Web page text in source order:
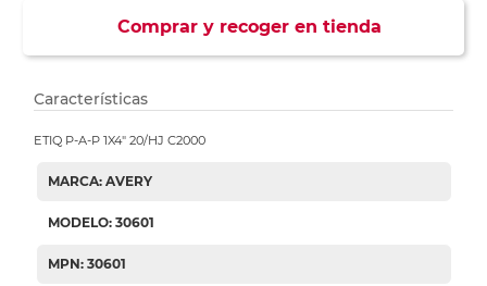
Comprar y recoger en tienda
Características
ETIQ P-A-P 1X4" 20/HJ C2000
MARCA: AVERY
MODELO: 30601
MPN: 30601